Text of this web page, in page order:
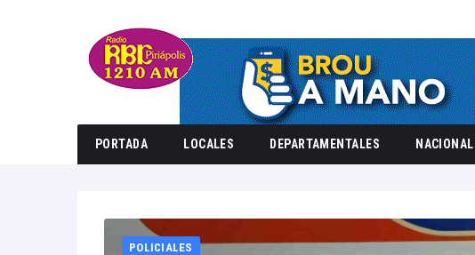
PORTADA LOCALES DEPARTAMENTALES
Home 2025
POLICIALES